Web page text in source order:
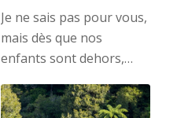
Je ne sais pas pour vous,
mais dès que nos
enfants sont dehors,…